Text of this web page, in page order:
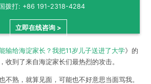
拨打: +86 191-2318-4284
立即在线咨询 >
输给海淀家长？我把11岁儿子送进了大学》的
收到了来自海淀家长们最热烈的攻击。
不熟，就算见面，可能也不好意思当面骂我。